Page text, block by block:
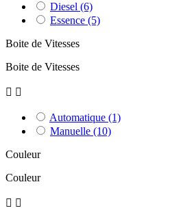
Diesel (6)
Essence (5)
Boite de Vitesses
Boite de Vitesses
 
Automatique (1)
Manuelle (10)
Couleur
Couleur
 